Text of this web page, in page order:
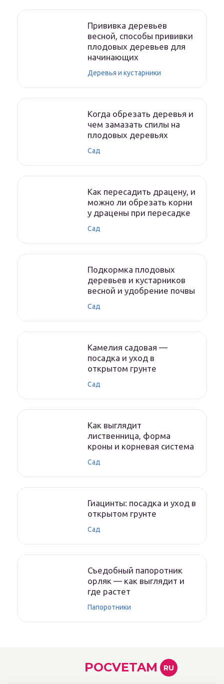
Прививка деревьев
весной, способы прививки
плодовых деревьев для
начинающих
Деревья и кустарники
Когда обрезать деревья и
чем замазать спилы на
плодовых деревьях
Сад
Как пересадить драцену, и
можно ли обрезать корни
у драцены при пересадке
Сад
Подкормка плодовых
деревьев и кустарников
весной и удобрение почвы
Сад
Камелия садовая —
посадка и уход в
открытом грунте
Сад
Как выглядит
лиственница, форма
кроны и корневая система
Сад
Гиацинты: посадка и уход в
открытом грунте
Сад
Съедобный папоротник
орляк — как выглядит и
где растет
Папоротники
POCVETAM RU